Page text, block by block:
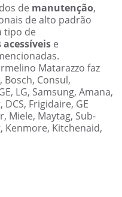
de manutenção,
de alto padrão
tipo de
acessíveis e
Matarazzo faz
Consul,
LG, Samsung, Amana,
Frigidaire, GE
Miele, Maytag, Sub-
Kenmore, Kitchenaid,